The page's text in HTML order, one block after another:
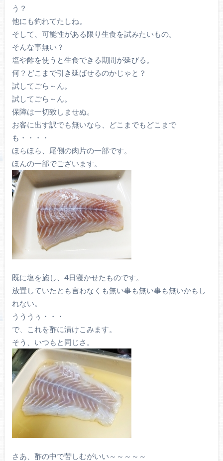
う？
他にも釣れてたしね。
そして、可能性がある限り生食を試みたいもの。
そんな事無い？
塩や酢を使うと生食できる期間が延びる。
何？どこまで引き延ばせるのかじゃと？
試してごら～ん。
試してごら～ん。
保障は一切致しませぬ。
お客に出す訳でも無いなら、どこまでもどこまで
も・・・・
ほらほら、尾側の肉片の一部です。
ほんの一部でございます。
既に塩を施し、4日寝かせたものです。
放置していたとも言わなくも無い事も無い事も無いかもし
れない。
うううぅ・・・
で、これを酢に漬けこみます。
そう、いつもと同じさ。
さあ、酢の中で苦しむがいい～～～～～